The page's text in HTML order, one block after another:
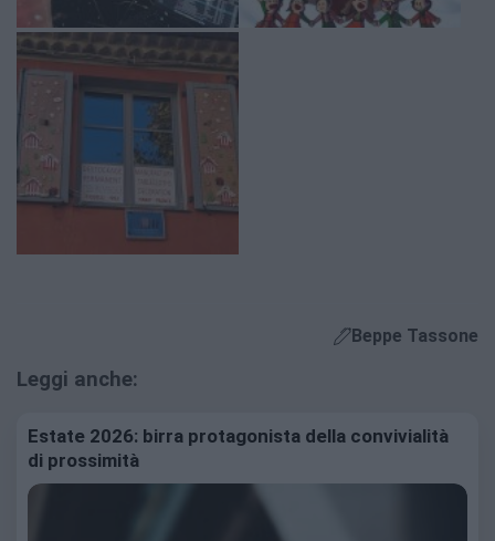
Beppe Tassone
Leggi anche:
Estate 2026: birra protagonista della convivialità
di prossimità